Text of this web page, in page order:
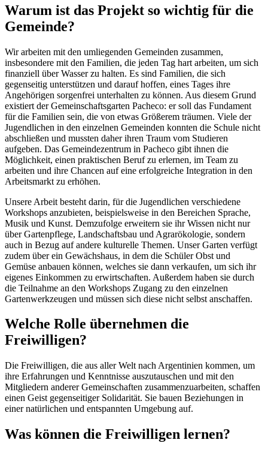
Warum ist das Projekt so wichtig für die
Gemeinde?
Wir arbeiten mit den umliegenden Gemeinden zusammen,
insbesondere mit den Familien, die jeden Tag hart arbeiten, um sich
finanziell über Wasser zu halten. Es sind Familien, die sich
gegenseitig unterstützen und darauf hoffen, eines Tages ihre
Angehörigen sorgenfrei unterhalten zu können. Aus diesem Grund
existiert der Gemeinschaftsgarten Pacheco: er soll das Fundament
für die Familien sein, die von etwas Größerem träumen. Viele der
Jugendlichen in den einzelnen Gemeinden konnten die Schule nicht
abschließen und mussten daher ihren Traum vom Studieren
aufgeben. Das Gemeindezentrum in Pacheco gibt ihnen die
Möglichkeit, einen praktischen Beruf zu erlernen, im Team zu
arbeiten und ihre Chancen auf eine erfolgreiche Integration in den
Arbeitsmarkt zu erhöhen.
Unsere Arbeit besteht darin, für die Jugendlichen verschiedene
Workshops anzubieten, beispielsweise in den Bereichen Sprache,
Musik und Kunst. Demzufolge erweitern sie ihr Wissen nicht nur
über Gartenpflege, Landschaftsbau und Agrarökologie, sondern
auch in Bezug auf andere kulturelle Themen. Unser Garten verfügt
zudem über ein Gewächshaus, in dem die Schüler Obst und
Gemüse anbauen können, welches sie dann verkaufen, um sich ihr
eigenes Einkommen zu erwirtschaften. Außerdem haben sie durch
die Teilnahme an den Workshops Zugang zu den einzelnen
Gartenwerkzeugen und müssen sich diese nicht selbst anschaffen.
Welche Rolle übernehmen die
Freiwilligen?
Die Freiwilligen, die aus aller Welt nach Argentinien kommen, um
ihre Erfahrungen und Kenntnisse auszutauschen und mit den
Mitgliedern anderer Gemeinschaften zusammenzuarbeiten, schaffen
einen Geist gegenseitiger Solidarität. Sie bauen Beziehungen in
einer natürlichen und entspannten Umgebung auf.
Was können die Freiwilligen lernen?